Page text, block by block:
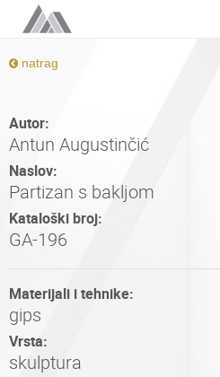
natrag
Autor:
Antun Augustinčić
Naslov:
Partizan s bakljom
Kataloški broj:
GA-196
Materijali i tehnike:
gips
Vrsta:
skulptura